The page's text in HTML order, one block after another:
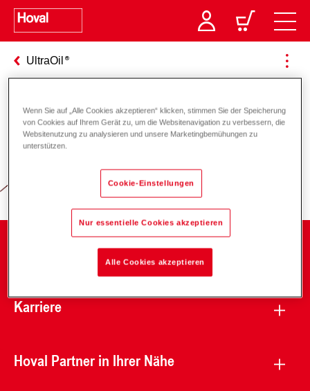
UltraOil
Verantwortung für Energie und
Karriere
Hoval Partner in Ihrer Nähe
Wenn Sie auf „Alle Cookies akzeptieren“ klicken, stimmen Sie der Speicherung
von Cookies auf Ihrem Gerät zu, um die Websitenavigation zu verbessern, die
Websitenutzung zu analysieren und unsere Marketingbemühungen zu
unterstützen.
Cookie-Einstellungen
Nur essentielle Cookies akzeptieren
Alle Cookies akzeptieren